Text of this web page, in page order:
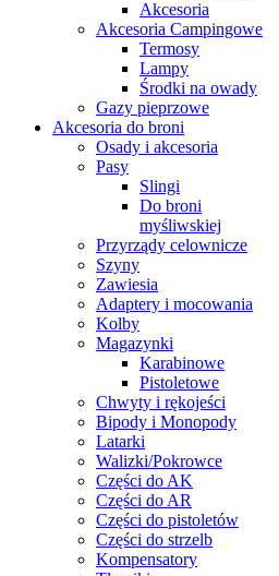
Akcesoria
Akcesoria Campingowe
Termosy
Lampy
Środki na owady
Gazy pieprzowe
Akcesoria do broni
Osady i akcesoria
Pasy
Slingi
Do broni
myśliwskiej
Przyrządy celownicze
Szyny
Zawiesia
Adaptery i mocowania
Kolby
Magazynki
Karabinowe
Pistoletowe
Chwyty i rękojeści
Bipody i Monopody
Latarki
Walizki/Pokrowce
Części do AK
Części do AR
Części do pistoletów
Części do strzelb
Kompensatory